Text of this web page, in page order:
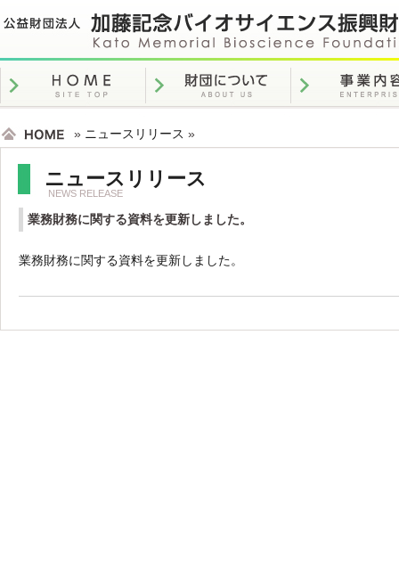
» ニュースリリース »
ニュースリリース
NEWS RELEASE
業務財務に関する資料を更新しました。
業務財務に関する資料を更新しました。